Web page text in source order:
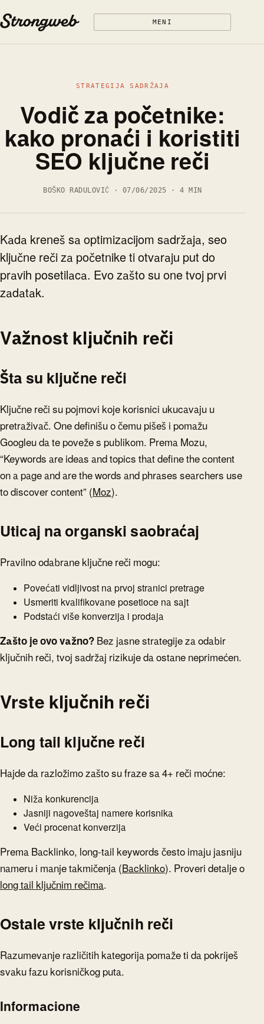
MENI
STRATEGIJA SADRŽAJA
Vodič za početnike:
kako pronaći i koristiti
SEO ključne reči
BOŠKO RADULOVIĆ · 07/06/2025 · 4 MIN
Kada kreneš sa optimizacijom sadržaja, seo
ključne reči za početnike ti otvaraju put do
pravih posetilaca. Evo zašto su one tvoj prvi
zadatak.
Važnost ključnih reči
Šta su ključne reči
Ključne reči su pojmovi koje korisnici ukucavaju u
pretraživač. One definišu o čemu pišeš i pomažu
Googleu da te poveže s publikom. Prema Mozu,
“Keywords are ideas and topics that define the content
on a page and are the words and phrases searchers use
to discover content” (Moz).
Uticaj na organski saobraćaj
Pravilno odabrane ključne reči mogu:
Povećati vidljivost na prvoj stranici pretrage
Usmeriti kvalifikovane posetioce na sajt
Podstaći više konverzija i prodaja
Zašto je ovo važno? Bez jasne strategije za odabir
ključnih reči, tvoj sadržaj rizikuje da ostane neprimećen.
Vrste ključnih reči
Long tail ključne reči
Hajde da razložimo zašto su fraze sa 4+ reči moćne:
Niža konkurencija
Jasniji nagoveštaj namere korisnika
Veći procenat konverzija
Prema Backlinko, long-tail keywords često imaju jasniju
nameru i manje takmičenja (Backlinko). Proveri detalje o
long tail ključnim rečima.
Ostale vrste ključnih reči
Razumevanje različitih kategorija pomaže ti da pokriješ
svaku fazu korisničkog puta.
Informacione